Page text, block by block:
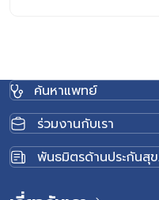
ค้นหาแพทย์
ร่วมงานกับเรา
พันธมิตรด้านประกันสุ